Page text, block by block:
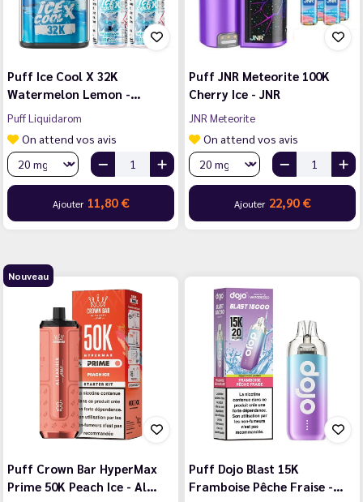
Puff Ice Cool X 32K
Watermelon Lemon -…
Puff Liquidarom
On attend vos avis
Ajouter 11,80 €
Puff JNR Meteorite 100K
Cherry Ice - JNR
JNR Meteorite
On attend vos avis
Ajouter 22,90 €
Nouveau
Puff Crown Bar HyperMax
Prime 50K Peach Ice - Al…
Puff Dojo Blast 15K
Framboise Pêche Fraise -…